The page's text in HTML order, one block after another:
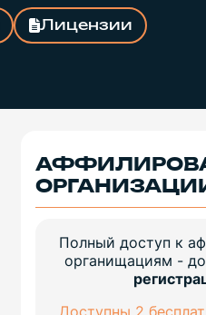
Лицензии
Полный доступ к
органищациям -